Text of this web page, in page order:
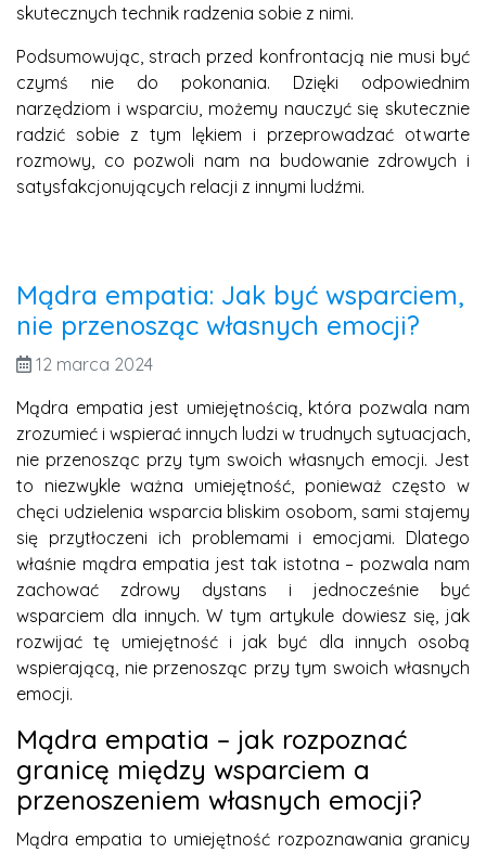
skutecznych technik radzenia sobie z nimi.
Podsumowując, strach przed konfrontacją nie musi być
czymś nie do pokonania. Dzięki odpowiednim
narzędziom i wsparciu, możemy nauczyć się skutecznie
radzić sobie z tym lękiem i przeprowadzać otwarte
rozmowy, co pozwoli nam na budowanie zdrowych i
satysfakcjonujących relacji z innymi ludźmi.
Mądra empatia: Jak być wsparciem,
nie przenosząc własnych emocji?
12 marca 2024
Mądra empatia jest umiejętnością, która pozwala nam
zrozumieć i wspierać innych ludzi w trudnych sytuacjach,
nie przenosząc przy tym swoich własnych emocji. Jest
to niezwykle ważna umiejętność, ponieważ często w
chęci udzielenia wsparcia bliskim osobom, sami stajemy
się przytłoczeni ich problemami i emocjami. Dlatego
właśnie mądra empatia jest tak istotna – pozwala nam
zachować zdrowy dystans i jednocześnie być
wsparciem dla innych. W tym artykule dowiesz się, jak
rozwijać tę umiejętność i jak być dla innych osobą
wspierającą, nie przenosząc przy tym swoich własnych
emocji.
Mądra empatia – jak rozpoznać
granicę między wsparciem a
przenoszeniem własnych emocji?
Mądra empatia to umiejętność rozpoznawania granicy